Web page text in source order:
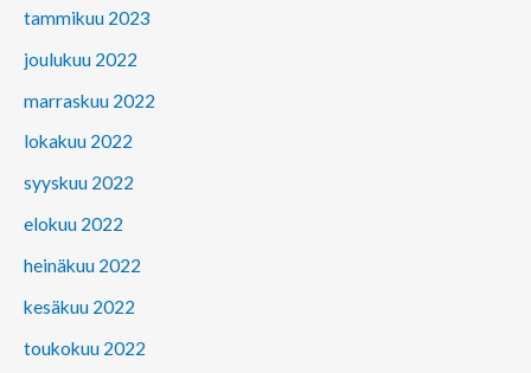
tammikuu 2023
joulukuu 2022
marraskuu 2022
lokakuu 2022
syyskuu 2022
elokuu 2022
heinäkuu 2022
kesäkuu 2022
toukokuu 2022